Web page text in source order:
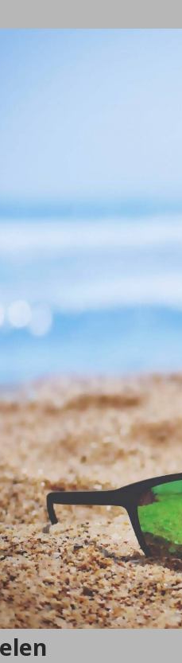
met een cirkel en spiraal
Bovendien is de mat
mat is gemaakt van acryl
is gebaseerd op vier
steeds een combinatie van
in één zelfde
artikelen onderling perfect
ook allemaal een toiletmat
over dit product of